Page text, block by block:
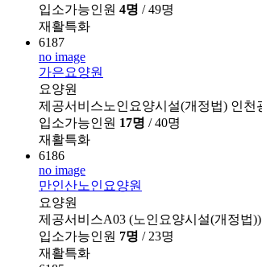
입소가능인원 4명 / 49명
재활특화
6187
no image
가은요양원
요양원
제공서비스노인요양시설(개정법) 인천
입소가능인원 17명 / 40명
재활특화
6186
no image
만인산노인요양원
요양원
제공서비스A03 (노인요양시설(개정법
입소가능인원 7명 / 23명
재활특화